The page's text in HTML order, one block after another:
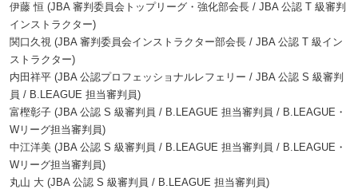
伊藤 恒 (JBA 審判委員会トップリーグ・強化部会長 / JBA 公認 T 級審判
インストラクター)
関口久視 (JBA 審判委員会インストラクター部会長 / JBA 公認 T 級イン
ストラクター)
内田祥平 (JBA 公認プロフェッショナルレフェリー / JBA 公認 S 級審判
員 / B.LEAGUE 担当審判員)
富樫彰子 (JBA 公認 S 級審判員 / B.LEAGUE 担当審判員 / B.LEAGUE・
Wリーグ担当審判員)
中江洋美 (JBA 公認 S 級審判員 / B.LEAGUE 担当審判員 / B.LEAGUE・
Wリーグ担当審判員)
丸山 大 (JBA 公認 S 級審判員 / B.LEAGUE 担当審判員)